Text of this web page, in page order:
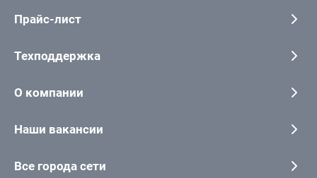
Прайс-лист
Техподдержка
О компании
Наши вакансии
Все города сети